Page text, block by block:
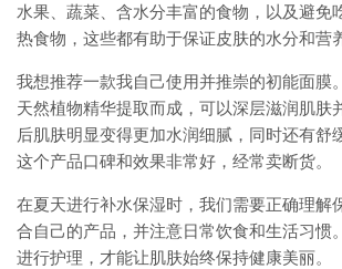
水果、蔬菜、含水分丰富的食物，以及避免
热食物，这些都有助于保证皮肤的水分和营
我想推荐一款我自己使用并推崇的初能面膜
天然植物精华提取而成，可以深层滋润肌肤
后肌肤明显变得更加水润细腻，同时还有舒
这个产品口碑和效果非常好，经常卖断货。
在夏天进行补水保湿时，我们需要正确理解
合自己的产品，并注意日常饮食和生活习惯
进行护理，才能让肌肤始终保持健康美丽。